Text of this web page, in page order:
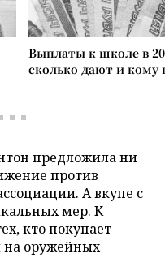
Выплаты к школе в
сколько дают и
предложила ни
против
А вкупе с
мер. К
кто покупает
на оружейных